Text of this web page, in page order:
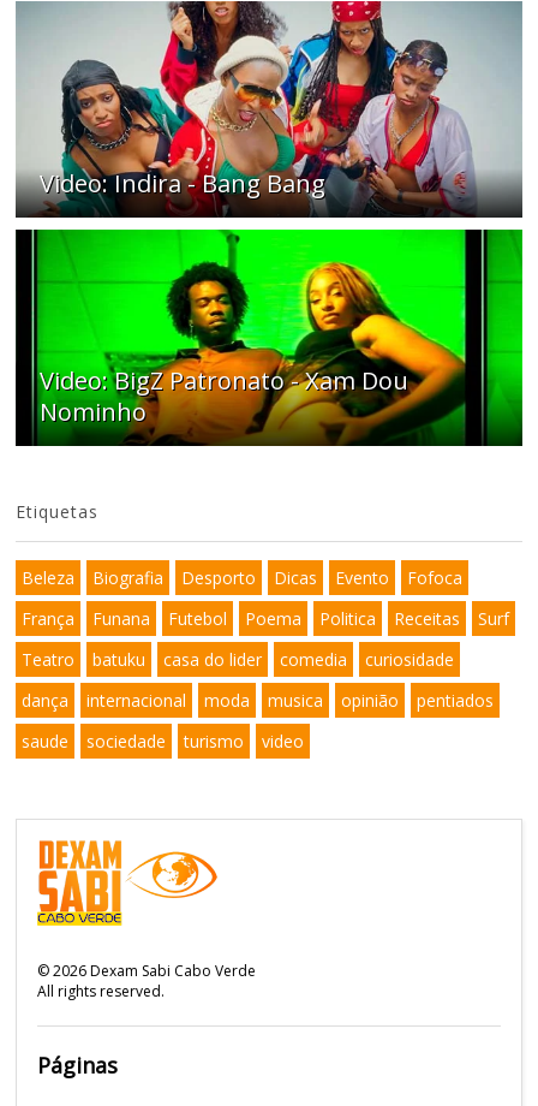
Video: Indira - Bang Bang
Video: BigZ Patronato - Xam Dou
Nominho
Etiquetas
Beleza Biografia Desporto Dicas Evento
Fofoca
França
Funana Futebol Poema Politica Receitas
Surf
Teatro
batuku casa do lider comedia
curiosidade
dança
internacional moda musica opinião
pentiados
saude
sociedade turismo video
©2026Dexam Sabi Cabo Verde
All rights reserved.
Páginas